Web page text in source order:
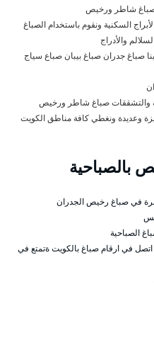
صباغ شاطر ورخيص
السكنية ونقوم باستخدام الصباغ
والأدراج
صباغ جدران صباغ بيبان صباع سياج
والتشققات صباغ شاطر ورخيص
وعديدة ونغطي كافة مناطق الكويت
بالصباحية
في صباغ رخيص الجدران
الصباحية
في ارقام صباغ بالكويت ةتمتع في